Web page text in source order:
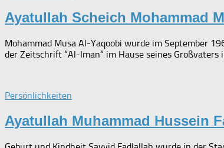
Ayatullah Scheich Mohammad
Mohammad Musa Al-Yaqoobi wurde im September
der Zeitschrift “Al-Iman“ im Hause seines Großvaters
Persönlichkeiten
Ayatullah Muhammad Hussein